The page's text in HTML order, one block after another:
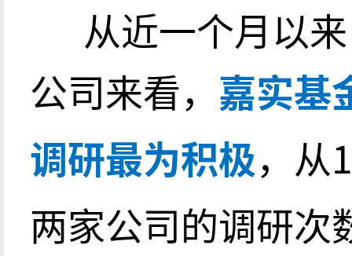
从近一个月以
公司来看， 嘉实基
调研最为积极，从
两家公司的调研次